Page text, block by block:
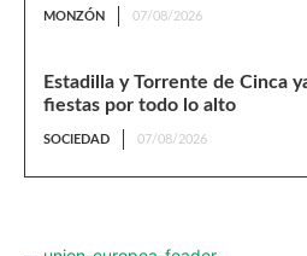
MONZÓN 07/08/2026
Estadilla y Torrente de Cinca
fiestas por todo lo alto
SOCIEDAD 07/08/2026